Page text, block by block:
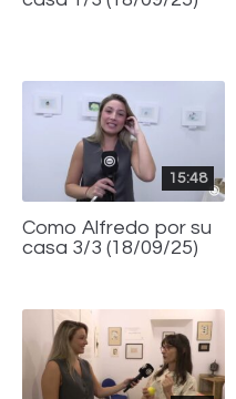
15:48
Como Alfredo por su
casa 3/3 (18/09/25)